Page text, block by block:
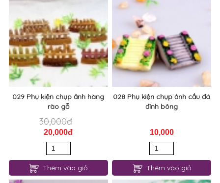
029 Phụ kiện chụp ảnh hàng
rào gỗ
30,000đ
20,000đ
Thêm vào giỏ
028 Phụ kiện chụp ảnh cầu đá
đính bông
10,000
Thêm vào giỏ